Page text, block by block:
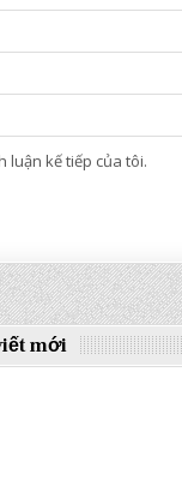
luận kế tiếp của tôi.
mới